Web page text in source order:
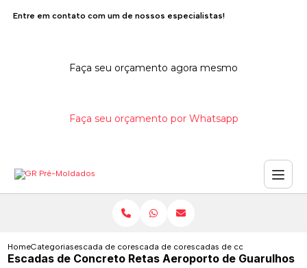
Entre em contato com um de nossos especialistas!
Faça seu orçamento agora mesmo
Faça seu orçamento por Whatsapp
HomeCategoriasescada de concretoescada de concreto com viga central
escadas de concreto retas
Escadas de Concreto Retas Aeroporto de Guarulhos